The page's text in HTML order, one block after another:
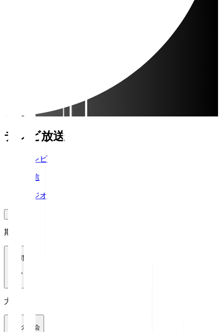
テレビ放送
テレビ
配信
ラジオ
期間
1週間
大会
全ての大会